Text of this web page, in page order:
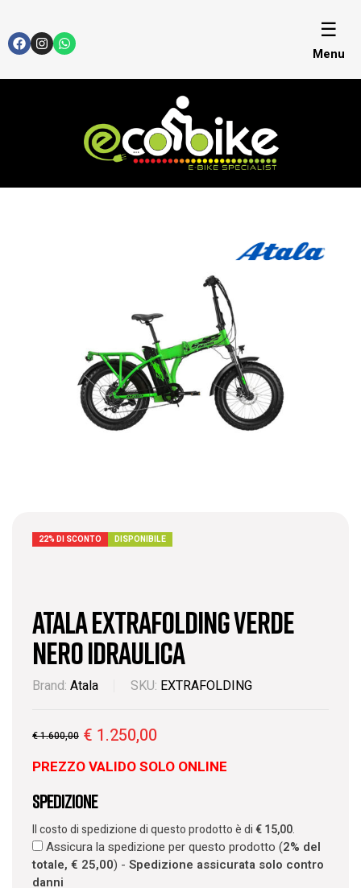
☰
Menu
22% DI SCONTO DISPONIBILE
Atala EXTRAFOLDING VERDE
NERO IDRAULICA
Brand: Atala SKU: EXTRAFOLDING
€1.600,00 € 1.250,00
PREZZO VALIDO SOLO ONLINE
Spedizione
Il costo di spedizione di questo prodotto è di€15,00.
Assicura la spedizione per questo prodotto (2% del
totale, € 25,00) - Spedizione assicurata solo contro
danni